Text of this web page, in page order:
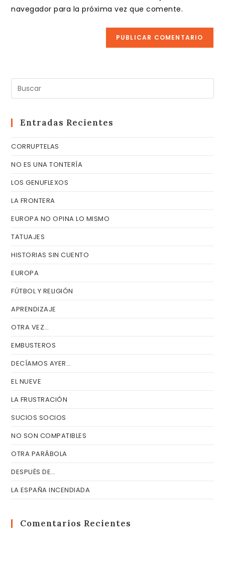
comentar
navegador para la próxima vez que comente.
Entradas Recientes
CORRUPTELAS
NO ES UNA TONTERÍA
LOS GENUFLEXOS
LA FRONTERA
EUROPA NO OPINA LO MISMO
TATUAJES
HISTORIAS SIN CUENTO
EUROPA
FÚTBOL Y RELIGIÓN
APRENDIZAJE
OTRA VEZ…
EMBUSTEROS
DECÍAMOS AYER…
EL NUEVE
LA FRUSTRACIÓN
SUCIOS SOCIOS
NO SON COMPATIBLES
OTRA PARÁBOLA
DESPUÉS DE…
LA ESPAÑA INCENDIADA
Comentarios Recientes